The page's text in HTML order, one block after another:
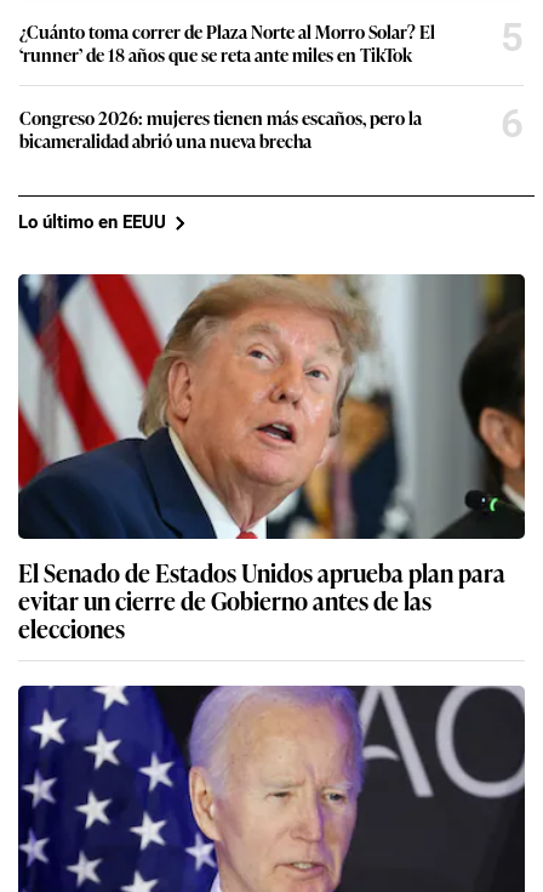
¿Cuánto toma correr de Plaza Norte al Morro Solar? El
‘runner’ de 18 años que se reta ante miles en TikTok
5
Congreso 2026: mujeres tienen más escaños, pero la
bicameralidad abrió una nueva brecha
6
Lo último en EEUU
El Senado de Estados Unidos aprueba plan para
evitar un cierre de Gobierno antes de las
elecciones